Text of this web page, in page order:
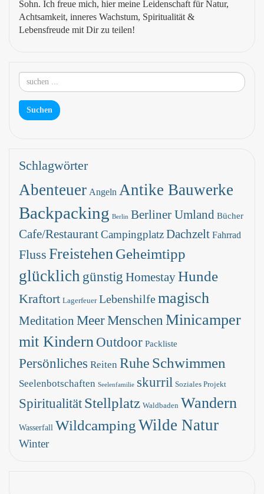
Sohn. Ich freue mich, hier meine Leidenschaft für Natur,
Achtsamkeit, inneres Wachstum, Spiritualität &
Lebensfreude mit Dir zu teilen!
Schlagwörter
Abenteuer Angeln Antike Bauwerke
Backpacking Berlin Berliner Umland Bücher
Cafe/RestaurantCampingplatzDachzelt Fahrrad
Fluss FreistehenGeheimtipp
glücklich günstig HomestayHunde
Kraftort Lagerfeuer Lebenshilfemagisch
Meditation MeerMenschen Minicamper
mit Kindern Outdoor Packliste
Persönliches Reiten Ruhe Schwimmen
Seelenbotschaften Seelenfamilie skurril Soziales Projekt
Spiritualität Stellplatz Waldbaden Wandern
Wasserfall WildcampingWilde Natur
Winter